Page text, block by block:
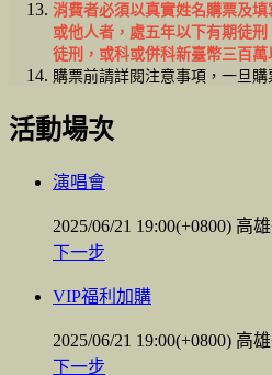
消費者必須以真實姓名購票及
或他人者，處五年以下有期徒
徒刑，或科或併科新臺幣三百
購票前請詳閱注意事項，一旦
活動場次
演唱會
2025/06/21 19:00(+0800) 高
下一步
VIP福利加購
2025/06/21 19:00(+0800) 高
下一步